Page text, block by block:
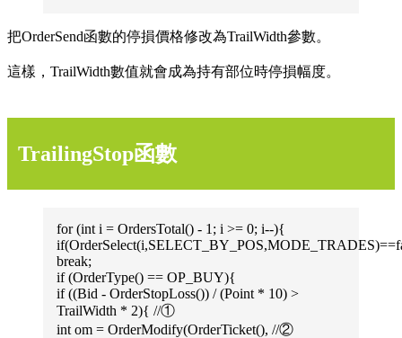
把OrderSend函數的停損價格修改為TrailWidth參數。
這樣，TrailWidth數值就會成為持有部位時停損幅度。
TrailingStop函數
for (int i = OrdersTotal() - 1; i >= 0; i--){
break;
if (OrderType() == OP_BUY){
if ((Bid - OrderStopLoss()) / (Point * 10) >
TrailWidth * 2){ //①
int om = OrderModify(OrderTicket(), //②